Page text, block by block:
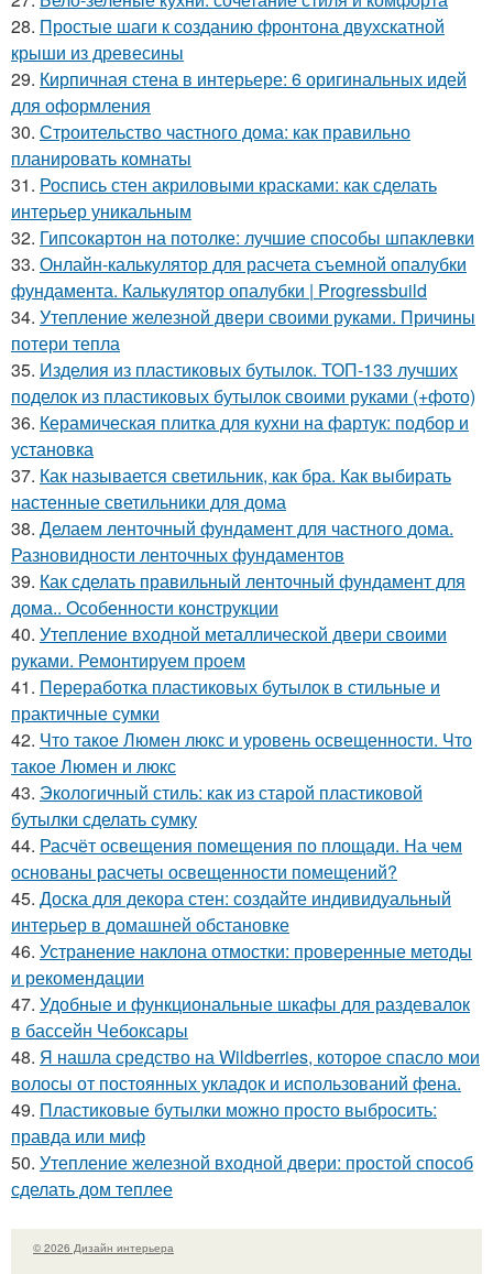
28. Простые шаги к созданию фронтона двухскатной
крыши из древесины
29. Кирпичная стена в интерьере: 6 оригинальных идей
для оформления
30. Строительство частного дома: как правильно
планировать комнаты
31. Роспись стен акриловыми красками: как сделать
интерьер уникальным
32. Гипсокартон на потолке: лучшие способы шпаклевки
33. Онлайн-калькулятор для расчета съемной опалубки
фундамента. Калькулятор опалубки | Progressbuild
34. Утепление железной двери своими руками. Причины
потери тепла
35. Изделия из пластиковых бутылок. ТОП-133 лучших
поделок из пластиковых бутылок своими руками (+фото)
36. Керамическая плитка для кухни на фартук: подбор и
установка
37. Как называется светильник, как бра. Как выбирать
настенные светильники для дома
38. Делаем ленточный фундамент для частного дома.
Разновидности ленточных фундаментов
39. Как сделать правильный ленточный фундамент для
дома.. Особенности конструкции
40. Утепление входной металлической двери своими
руками. Ремонтируем проем
41. Переработка пластиковых бутылок в стильные и
практичные сумки
42. Что такое Люмен люкс и уровень освещенности. Что
такое Люмен и люкс
43. Экологичный стиль: как из старой пластиковой
бутылки сделать сумку
44. Расчёт освещения помещения по площади. На чем
основаны расчеты освещенности помещений?
45. Доска для декора стен: создайте индивидуальный
интерьер в домашней обстановке
46. Устранение наклона отмостки: проверенные методы
и рекомендации
47. Удобные и функциональные шкафы для раздевалок
в бассейн Чебоксары
48. Я нашла средство на Wildberries, которое спасло мои
волосы от постоянных укладок и использований фена.
49. Пластиковые бутылки можно просто выбросить:
правда или миф
50. Утепление железной входной двери: простой способ
сделать дом теплее
© 2026 Дизайн интерьера